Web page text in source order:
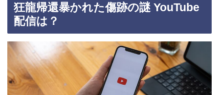
狂龍帰還暴かれた傷跡の謎 YouTube
配信は？